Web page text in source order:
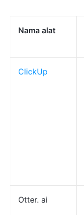
Nama alat
ClickUp
Otter. ai